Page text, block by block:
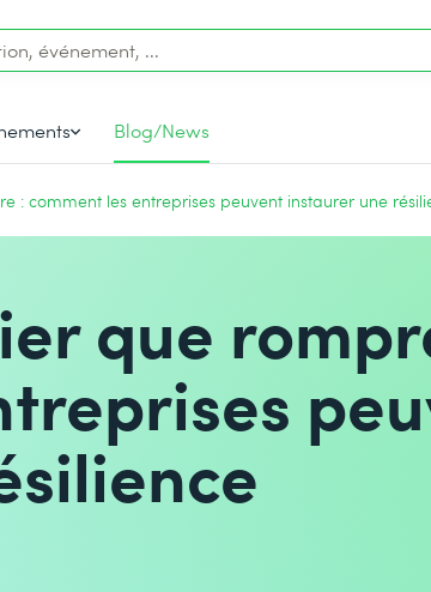
Blog/News
: comment les entreprises peuvent instaurer une
que